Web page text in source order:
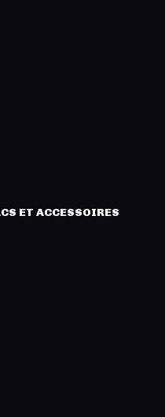
ET ACCESSOIRES